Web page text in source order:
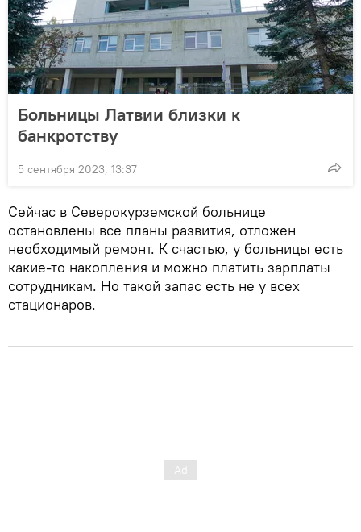
Больницы Латвии близки к
банкротству
5 сентября 2023, 13:37
Сейчас в Северокурземской больнице
остановлены все планы развития, отложен
необходимый ремонт. К счастью, у больницы есть
какие-то накопления и можно платить зарплаты
сотрудникам. Но такой запас есть не у всех
стационаров.